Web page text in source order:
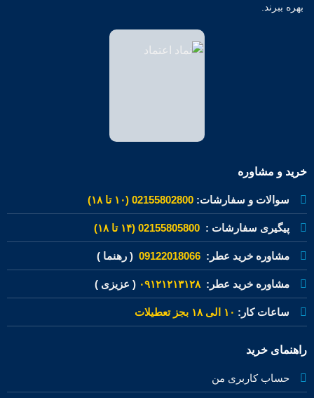
بهره ببرند.
خرید و مشاوره
سوالات و سفارشات: 02155802800 (۱۰ تا ۱۸)
پیگیری سفارشات : 02155805800 (۱۴ تا ۱۸)
مشاوره خرید عطر: 09122018066 ( رهنما )
مشاوره خرید عطر:۰۹۱۲۱۲۱۳۱۲۸ ( عزیزی )
ساعات کار: ۱۰ الی ۱۸ بجز تعطیلات
راهنمای خرید
حساب کاربری من